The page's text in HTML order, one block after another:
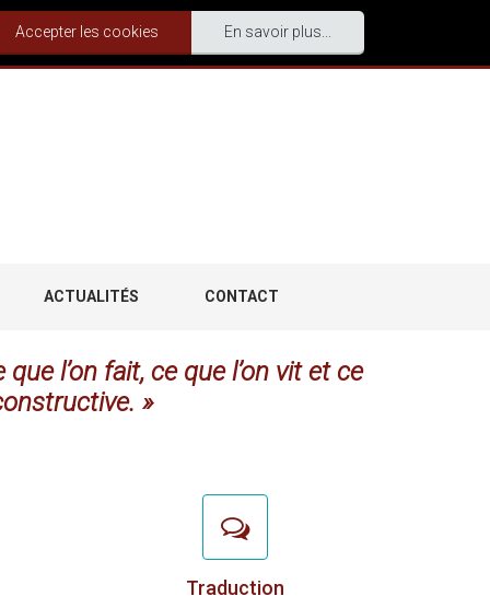
Accepter les cookies En savoir plus...
ACTUALITÉS CONTACT
l’on fait, ce que l’on vit et ce
»
Traduction